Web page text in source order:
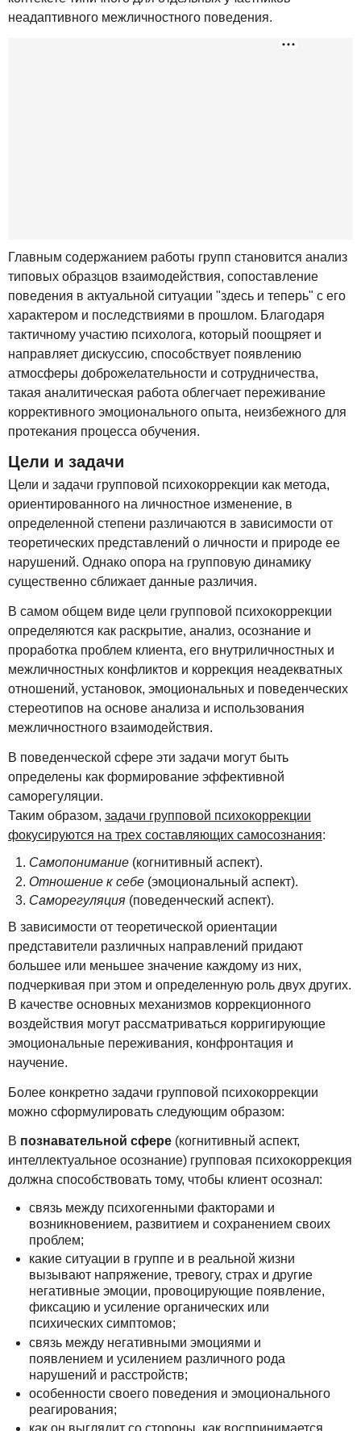
неадаптивного межличностного поведения.
Главным содержанием работы групп становится анализ
типовых образцов взаимодействия, сопоставление
поведения в актуальной ситуации "здесь и теперь" с его
характером и последствиями в прошлом. Благодаря
тактичному участию психолога, который поощряет и
направляет дискуссию, способствует появлению
атмосферы доброжелательности и сотрудничества,
такая аналитическая работа облегчает переживание
коррективного эмоционального опыта, неизбежного для
протекания процесса обучения.
Цели и задачи
Цели и задачи групповой психокоррекции как метода,
ориентированного на личностное изменение, в
определенной степени различаются в зависимости от
теоретических представлений о личности и природе ее
нарушений. Однако опора на групповую динамику
существенно сближает данные различия.
В самом общем виде цели групповой психокоррекции
определяются как раскрытие, анализ, осознание и
проработка проблем клиента, его внутриличностных и
межличностных конфликтов и коррекция неадекватных
отношений, установок, эмоциональных и поведенческих
стереотипов на основе анализа и использования
межличностного взаимодействия.
В поведенческой сфере эти задачи могут быть
определены как формирование эффективной
саморегуляции.
Таким образом, задачи групповой психокоррекции
фокусируются на трех составляющих самосознания:
Самопонимание(когнитивный аспект).
Отношение к себе(эмоциональный аспект).
Саморегуляция(поведенческий аспект).
В зависимости от теоретической ориентации
представители различных направлений придают
большее или меньшее значение каждому из них,
подчеркивая при этом и определенную роль двух других.
В качестве основных механизмов коррекционного
воздействия могут рассматриваться корригирующие
эмоциональные переживания, конфронтация и
научение.
Более конкретно задачи групповой психокоррекции
можно сформулировать следующим образом:
В познавательной сфере (когнитивный аспект,
интеллектуальное осознание) групповая психокоррекция
должна способствовать тому, чтобы клиент осознал:
связь между психогенными факторами и
возникновением, развитием и сохранением своих
проблем;
какие ситуации в группе и в реальной жизни
вызывают напряжение, тревогу, страх и другие
негативные эмоции, провоцирующие появление,
фиксацию и усиление органических или
психических симптомов;
связь между негативными эмоциями и
появлением и усилением различного рода
нарушений и расстройств;
особенности своего поведения и эмоционального
реагирования;
как он выглядит со стороны, как воспринимается